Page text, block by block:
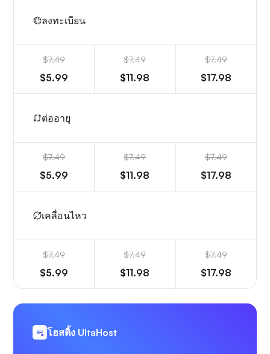
ลงทะเบียน
$7.49
$5.99
$7.49
$11.98
$7.49
$17.98
ต่ออายุ
$7.49
$5.99
$7.49
$11.98
$7.49
$17.98
เคลื่อนไหว
$7.49
$5.99
$7.49
$11.98
$7.49
$17.98
โฮสติ้ง UltaHost